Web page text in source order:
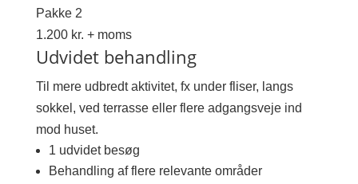
Pakke 2
1.200 kr. + moms
Udvidet behandling
Til mere udbredt aktivitet, fx under fliser, langs
sokkel, ved terrasse eller flere adgangsveje ind
mod huset.
1 udvidet besøg
Behandling af flere relevante områder